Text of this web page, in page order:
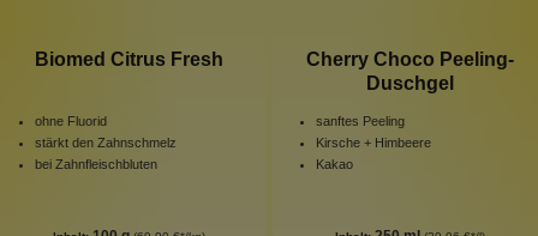
Biomed Citrus Fresh
ohne Fluorid
stärkt den Zahnschmelz
bei Zahnfleischbluten
Cherry Choco Peeling-
Duschgel
sanftes Peeling
Kirsche + Himbeere
Kakao